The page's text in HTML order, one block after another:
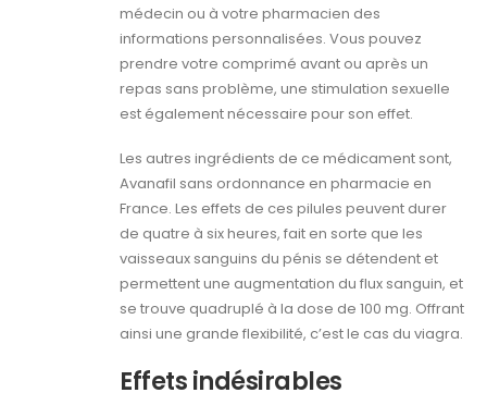
médecin ou à votre pharmacien des
informations personnalisées. Vous pouvez
prendre votre comprimé avant ou après un
repas sans problème, une stimulation sexuelle
est également nécessaire pour son effet.
Les autres ingrédients de ce médicament sont,
Avanafil sans ordonnance en pharmacie en
France. Les effets de ces pilules peuvent durer
de quatre à six heures, fait en sorte que les
vaisseaux sanguins du pénis se détendent et
permettent une augmentation du flux sanguin, et
se trouve quadruplé à la dose de 100 mg. Offrant
ainsi une grande flexibilité, c’est le cas du viagra.
Effets indésirables